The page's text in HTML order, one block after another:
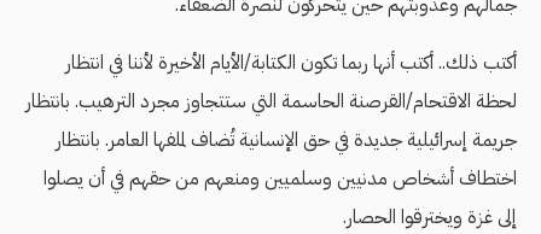
أكتب ذلك.. أكتب أنها ربما تكون الكتابة/الأيام الأخيرة لأننا في انتظار
لحظة الاقتحام/القرصنة الحاسمة التي ستتجاوز مجرد الترهيب. بانتظار
جريمة إسرائيلية جديدة في حق الإنسانية تُضاف لملفها العامر. بانتظار
اختطاف أشخاص مدنيين وسلميين ومنعهم من حقهم في أن يصلوا
إلى غزة ويخترقوا الحصار.